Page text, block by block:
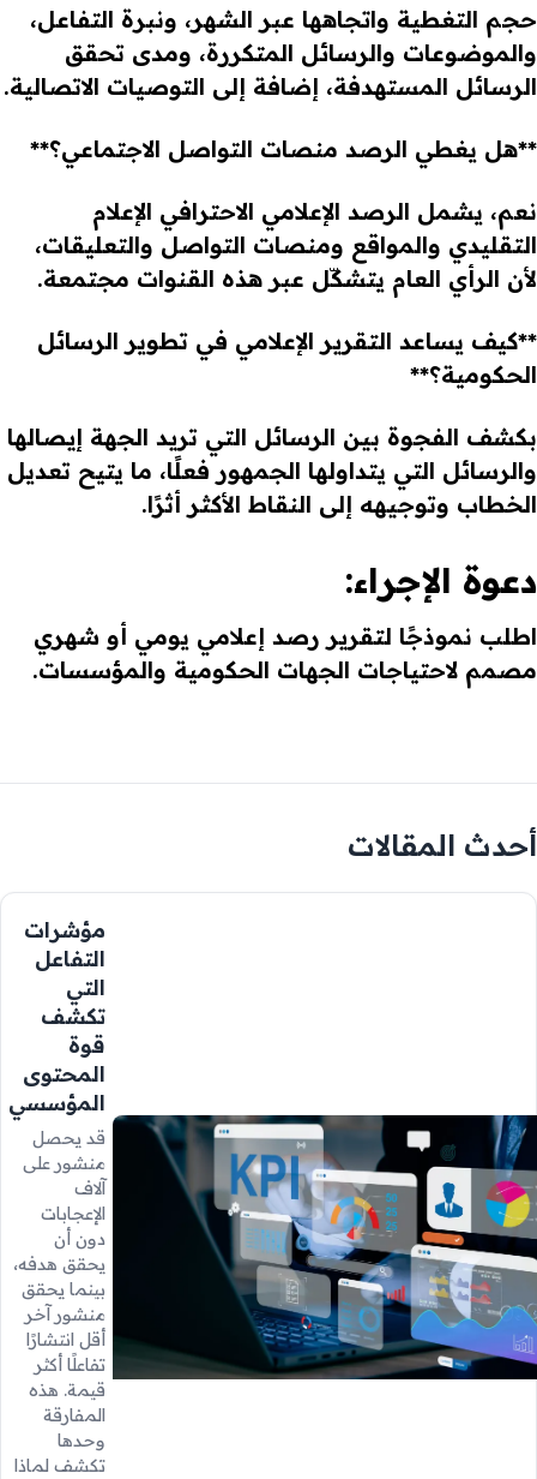
حجم التغطية واتجاهها عبر الشهر، ونبرة التفاعل،
والموضوعات والرسائل المتكررة، ومدى تحقق
الرسائل المستهدفة، إضافة إلى التوصيات الاتصالية.
**هل يغطي الرصد منصات التواصل الاجتماعي؟**
نعم، يشمل الرصد الإعلامي الاحترافي الإعلام
التقليدي والمواقع ومنصات التواصل والتعليقات،
لأن الرأي العام يتشكّل عبر هذه القنوات مجتمعة.
**كيف يساعد التقرير الإعلامي في تطوير الرسائل
الحكومية؟**
بكشف الفجوة بين الرسائل التي تريد الجهة إيصالها
والرسائل التي يتداولها الجمهور فعلًا، ما يتيح تعديل
الخطاب وتوجيهه إلى النقاط الأكثر أثرًا.
دعوة الإجراء:
اطلب نموذجًا لتقرير رصد إعلامي يومي أو شهري
مصمم لاحتياجات الجهات الحكومية والمؤسسات.
أحدث المقالات
مؤشرات
التفاعل
التي
تكشف
قوة
المحتوى
المؤسسي
قد يحصل
منشور على
آلاف
الإعجابات
دون أن
يحقق هدفه،
بينما يحقق
منشور آخر
أقل انتشارًا
تفاعلًا أكثر
قيمة. هذه
المفارقة
وحدها
تكشف لماذا